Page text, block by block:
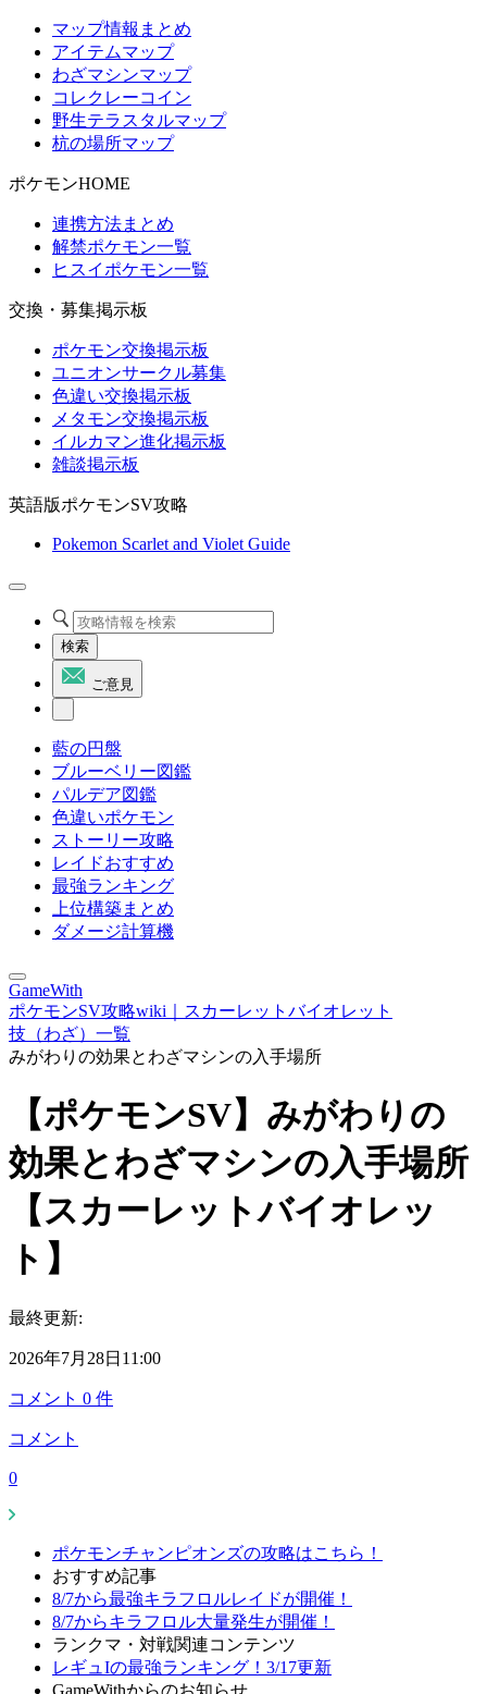
マップ情報まとめ
アイテムマップ
わざマシンマップ
コレクレーコイン
野生テラスタルマップ
杭の場所マップ
ポケモンHOME
連携方法まとめ
解禁ポケモン一覧
ヒスイポケモン一覧
交換・募集掲示板
ポケモン交換掲示板
ユニオンサークル募集
色違い交換掲示板
メタモン交換掲示板
イルカマン進化掲示板
雑談掲示板
英語版ポケモンSV攻略
Pokemon Scarlet and Violet Guide
検索
ご意見
藍の円盤
ブルーベリー図鑑
パルデア図鑑
色違いポケモン
ストーリー攻略
レイドおすすめ
最強ランキング
上位構築まとめ
ダメージ計算機
GameWith
ポケモンSV攻略wiki｜スカーレットバイオレット
技（わざ）一覧
みがわりの効果とわざマシンの入手場所
【ポケモンSV】みがわりの
効果とわざマシンの入手場所
【スカーレットバイオレッ
ト】
最終更新:
2026年7月28日11:00
コメント 0 件
コメント
0
ポケモンチャンピオンズの攻略はこちら！
おすすめ記事
8/7から最強キラフロルレイドが開催！
8/7からキラフロル大量発生が開催！
ランクマ・対戦関連コンテンツ
レギュIの最強ランキング！3/17更新
GameWithからのお知らせ